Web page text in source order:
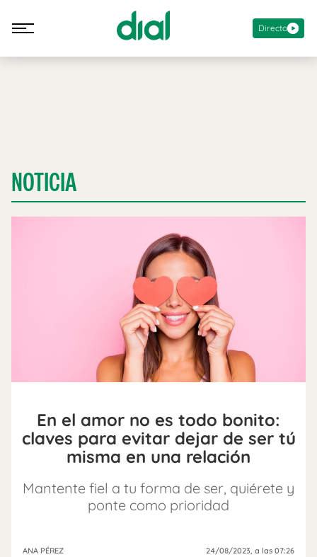
Directo
NOTICIA
En el amor no es todo bonito:
claves para evitar dejar de ser tú
misma en una relación
Mantente fiel a tu forma de ser, quiérete y
ponte como prioridad
ANA PÉREZ 24/08/2023, a las 07:26